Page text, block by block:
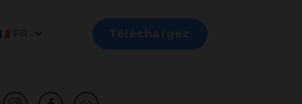
FR Téléchargez